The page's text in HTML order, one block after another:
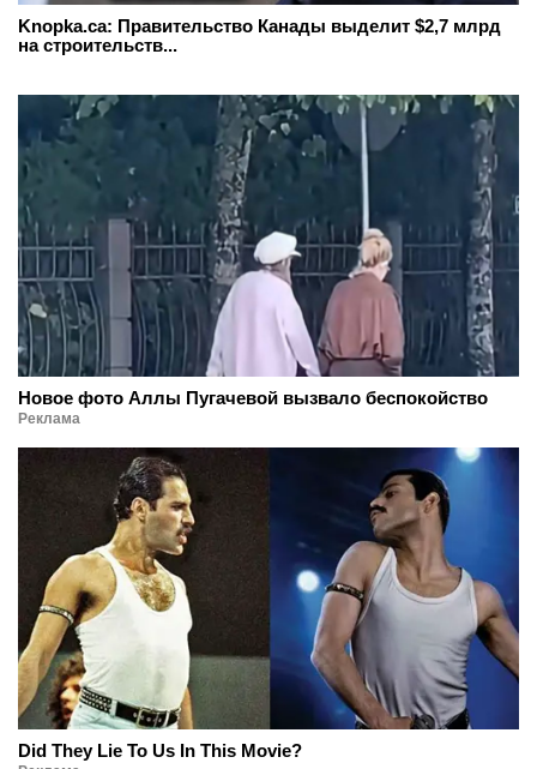
Knopka.ca: Правительство Канады выделит $2,7 млрд
на строительств...
Новое фото Аллы Пугачевой вызвало беспокойство
Реклама
Did They Lie To Us In This Movie?